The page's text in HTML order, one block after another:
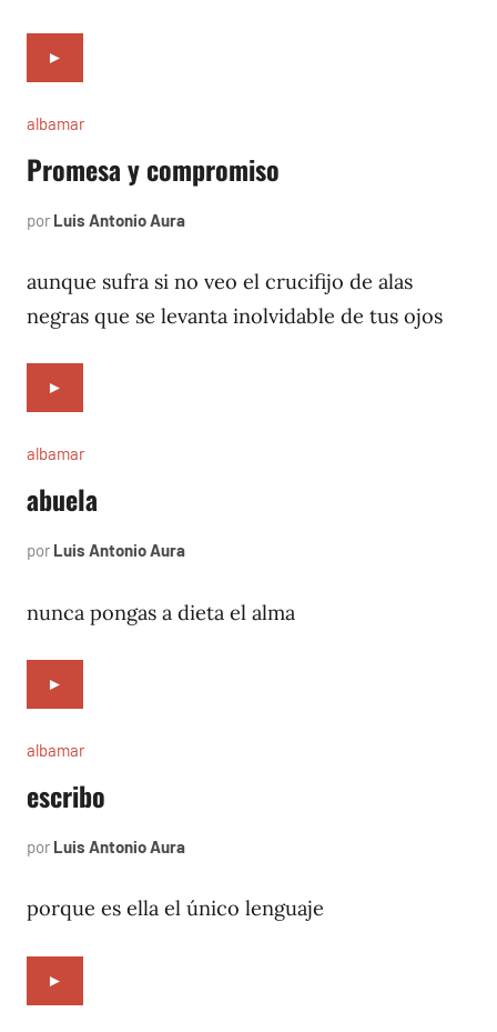
►
albamar
Promesa y compromiso
por Luis Antonio Aura
1996
aunque sufra si no veo el crucifijo de alas
negras que se levanta inolvidable de tus ojos
►
albamar
abuela
por Luis Antonio Aura
1996
nunca pongas a dieta el alma
►
albamar
escribo
por Luis Antonio Aura
1996
porque es ella el único lenguaje
►